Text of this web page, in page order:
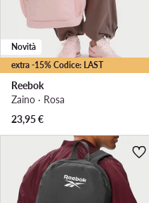
extra -15% Codice: LAST
Novità
Reebok
Zaino · Rosa
23,95€